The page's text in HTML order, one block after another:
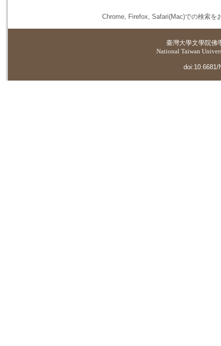
Chrome, Firefox, Safari(Mac)での検索を
臺灣大學文學院佛
National Taiwan
doi:10.6681/